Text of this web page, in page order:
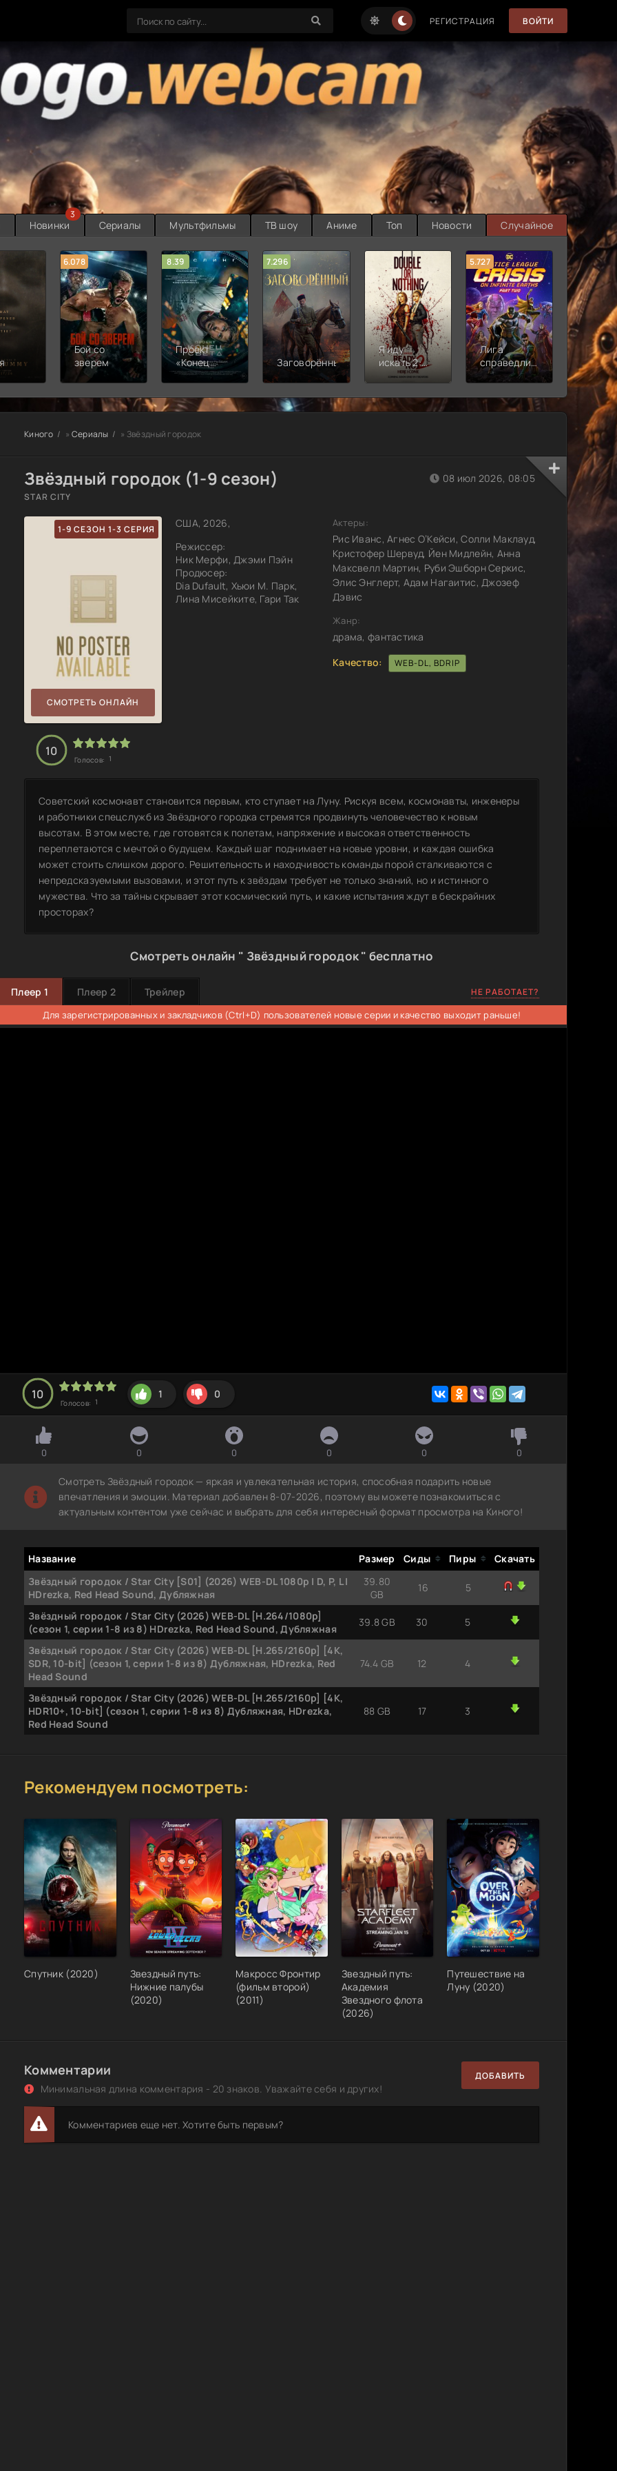
РЕГИСТРАЦИЯ ВОЙТИ
Новинки
3
Сериалы Мультфильмы ТВ шоу Аниме Топ Новости Случайное
6.078
Бой со
зверем
8.39
Проект
«Конец
света»
7.296
Заговорённый
Я иду
искать 2:
Вот и я
5.727
Лига
справедливости:
Кризис на
землях.
Часть 2
8.889
Новая
смена
Киного » Сериалы » Звёздный городок
Звёздный городок (1-9 сезон)
STAR CITY
1-9 СЕЗОН 1-3 СЕРИЯ
СМОТРЕТЬ ОНЛАЙН
США, 2026,
Режиссер:
Ник Мерфи, Джэми Пэйн
Продюсер:
Dia Dufault, Хьюи М. Парк,
Лина Мисейките, Гари Так
08 июл 2026, 08:05
Актеры:
Рис Иванс, Агнес О’Кейси, Солли Маклауд,
Кристофер Шервуд, Йен Мидлейн, Анна
Максвелл Мартин, Руби Эшборн Серкис,
Элис Энглерт, Адам Нагаитис, Джозеф
Дэвис
Жанр:
драма, фантастика
Качество:
WEB-DL, BDRIP
10
Голосов: 1
Советский космонавт становится первым, кто ступает на Луну. Рискуя всем, космонавты, инженеры
и работники спецслужб из Звёздного городка стремятся продвинуть человечество к новым
высотам. В этом месте, где готовятся к полетам, напряжение и высокая ответственность
переплетаются с мечтой о будущем. Каждый шаг поднимает на новые уровни, и каждая ошибка
может стоить слишком дорого. Решительность и находчивость команды порой сталкиваются с
непредсказуемыми вызовами, и этот путь к звёздам требует не только знаний, но и истинного
мужества. Что за тайны скрывает этот космический путь, и какие испытания ждут в бескрайних
просторах?
Смотреть онлайн " Звёздный городок " бесплатно
Плеер 1 Плеер 2 Трейлер НЕ РАБОТАЕТ?
Для зарегистрированных и закладчиков (Ctrl+D) пользователей новые серии и качество выходит раньше!
10
Голосов: 1
1 0
0 0 0 0 0 0
Смотреть Звёздный городок — яркая и увлекательная история, способная подарить новые
впечатления и эмоции. Материал добавлен 8-07-2026, поэтому вы можете познакомиться с
актуальным контентом уже сейчас и выбрать для себя интересный формат просмотра на Киного!
Название Размер Сиды Пиры
Скачать
Звёздный городок / Star City [S01] (2026) WEB-DL 1080p | D, P, L |
HDrezka, Red Head Sound, Дубляжная
39.80
GB
16 5
Звёздный городок / Star City (2026) WEB-DL [H.264/1080p]
(сезон 1, серии 1-8 из 8) HDrezka, Red Head Sound, Дубляжная
39.8 GB 30 5
Звёздный городок / Star City (2026) WEB-DL [H.265/2160p] [4K,
SDR, 10-bit] (сезон 1, серии 1-8 из 8) Дубляжная, HDrezka, Red
Head Sound
74.4 GB 12 4
Звёздный городок / Star City (2026) WEB-DL [H.265/2160p] [4K,
HDR10+, 10-bit] (сезон 1, серии 1-8 из 8) Дубляжная, HDrezka,
Red Head Sound
88 GB 17 3
Рекомендуем посмотреть:
Спутник (2020)
Звездный путь:
Нижние палубы
(2020)
Макросс Фронтир
(фильм второй)
(2011)
Звездный путь:
Академия
Звездного флота
(2026)
Путешествие на
Луну (2020)
Комментарии
Минимальная длина комментария - 20 знаков. Уважайте себя и других!
ДОБАВИТЬ
Комментариев еще нет. Хотите быть первым?